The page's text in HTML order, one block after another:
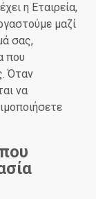
η Εταιρεία,
μαζί
σας,
που
Όταν
να